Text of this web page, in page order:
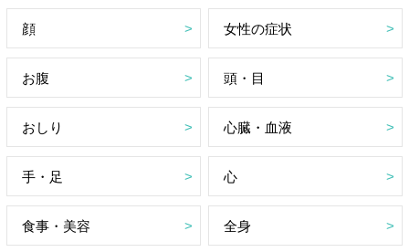
顔 女性の症状
お腹 頭・目
おしり 心臓・血液
手・足 心
食事・美容 全身